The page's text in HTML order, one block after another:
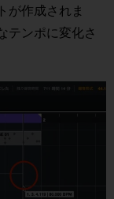
が作成されま
テンポに変化さ